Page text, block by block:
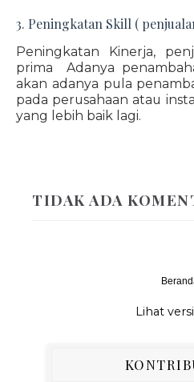
3. Peningkatan Skill (
Peningkatan Kinerja,
prima Adanya
akan adanya pula
pada perusahaan atau
yang lebih baik lagi.
TIDAK ADA
Lihat